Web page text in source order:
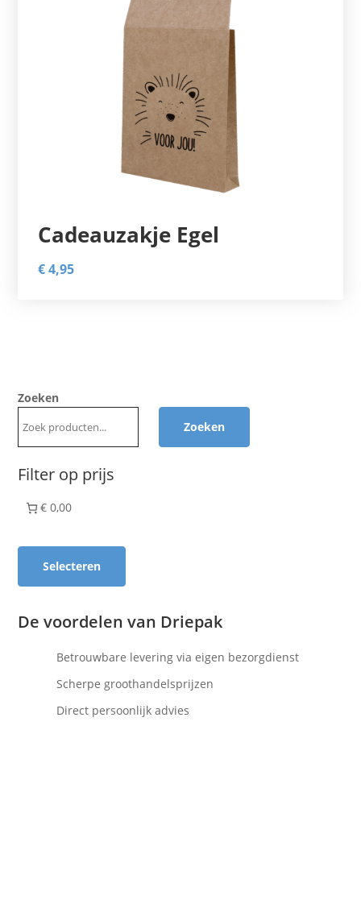
Zoeken
Zoeken
Filter op prijs
€ 0,00
Selecteren
De voordelen van Driepak
Betrouwbare levering via eigen bezorgdienst
Scherpe groothandelsprijzen
Direct persoonlijk advies
Cadeauzakje Egel
€4,95